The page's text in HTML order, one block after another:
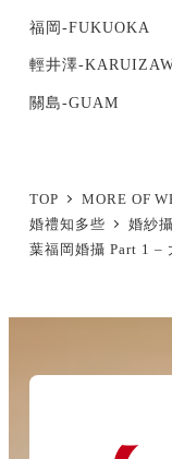
福岡-FUKUOKA
輕井澤-
關島-GUAM
TOP
MORE OF
婚禮知多些
婚紗
葉福岡婚攝 Part 1 –